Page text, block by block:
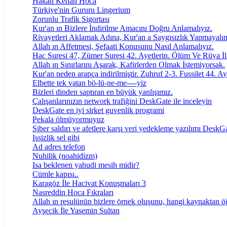
Türkiye'nin Gururu Lingerium
Zorunlu Trafik Sigortası
Kur'an ın Bizlere İndirilme Amacını Doğru Anlamalıyız.
Rivayetleri Aklamak Adına, Kur'an a Saygısızlık
Allah ın Affetmesi, Şefaati Konusunu Nasıl Anlamalıyız.
Hac Suresi 47, Zümer Suresi 42. Ayetlerin. Ölüm Ve Rüya
Allah ın Sınırlarını Aşarak, Kafirlerden Olmak İstemiyorsak.
Kur'an neden arapça indirilmiştir. Zuhruf 2-3. Fussilet 44.
Elbette tek vatan bö-lü-ne-me----yiz
Bizleri dinden saptıran en büyük yanlışımız.
Çalışanlarınızın network trafiğini DeskGate ile inceleyin
DeskGate en iyi sirket guvenlik programi
Pekala ölmüyormuyuz
Siber saldırı ve afetlere karşı veri yedekleme yazılımı
Işsizlik sel gibi
Ad adres telefon
Nuhilik (noahidizm)
Isa beklenen yahudi mesih midir?
Cümle kapısı..
Karagöz İle Hacivat Konuşmaları 3
Nasreddin Hoca Fıkraları
Allah ın resulünün bizlere örnek oluşunu, hangi kaynaktan
Ayşecik İle Yasemin Sultan